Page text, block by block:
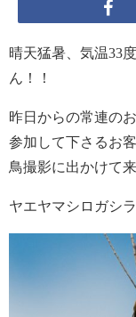
晴天猛暑、気温33
ん！！
昨日からの常連の
参加して下さるお
鳥撮影に出かけて来
ヤエヤマシロガシラ